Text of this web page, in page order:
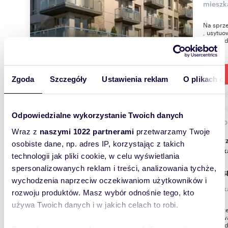
Zgoda Szczegóły Ustawienia reklam O plikach
Odpowiedzialne wykorzystanie Twoich danych
Wraz z naszymi 1022 partnerami przetwarzamy Twoje
osobiste dane, np. adres IP, korzystając z takich
technologii jak pliki cookie, w celu wyświetlania
spersonalizowanych reklam i treści, analizowania tychże,
wychodzenia naprzeciw oczekiwaniom użytkowników i
rozwoju produktów. Masz wybór odnośnie tego, kto
używa Twoich danych i w jakich celach to robi.
Na
,
55,90
458
Na